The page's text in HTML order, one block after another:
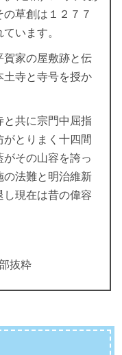
草創は１２７７
います。
賀家の屋敷跡と伝
土寺と寺号を授か
共に宗門中屈指
とりまく十四間
がその山容を誇っ
の法難と明治維新
現在は昔の偉容
抜粋